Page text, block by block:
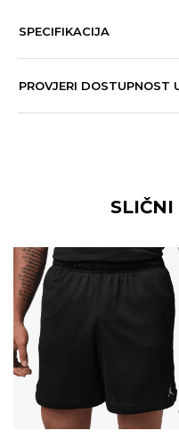
SPECIFIKACIJA
PROVJERI DOSTUPNOST